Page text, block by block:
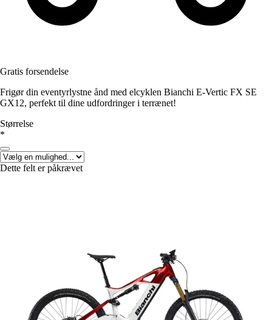
Gratis forsendelse
Frigør din eventyrlystne ånd med elcyklen Bianchi E-Vertic FX SE
GX12, perfekt til dine udfordringer i terrænet!
Størrelse
*
Dette felt er påkrævet